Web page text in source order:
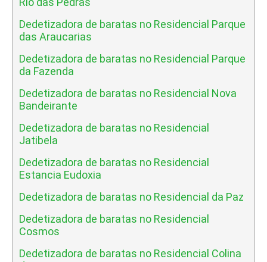
Dedetizadora de baratas no Residencial Parque
das Araucarias
Dedetizadora de baratas no Residencial Parque
da Fazenda
Dedetizadora de baratas no Residencial Nova
Bandeirante
Dedetizadora de baratas no Residencial
Jatibela
Dedetizadora de baratas no Residencial
Estancia Eudoxia
Dedetizadora de baratas no Residencial da Paz
Dedetizadora de baratas no Residencial
Cosmos
Dedetizadora de baratas no Residencial Colina